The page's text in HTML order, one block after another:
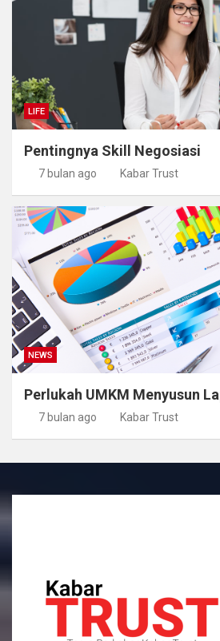
LIFE
Pentingnya Skill Negosiasi
7 bulan ago Kabar Trust
NEWS
Perlukah UMKM Menyusun
7 bulan ago Kabar Trust